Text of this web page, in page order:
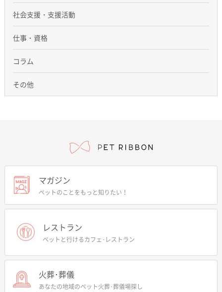
社会支援・支援活動
仕事・資格
コラム
その他
マガジン
ペットのことをもっと知りたい！
レストラン
ペットと行けるカフェ･レストラン
火葬･葬儀
あなたの地域のペット火葬･葬儀場探し